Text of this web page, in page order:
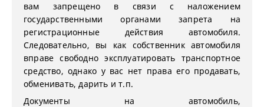
вам запрещено в связи с наложением
государственными органами запрета на
регистрационные действия автомобиля.
Следовательно, вы как собственник автомобиля
вправе свободно эксплуатировать транспортное
средство, однако у вас нет права его продавать,
обменивать, дарить и т.п.
Документы на автомобиль,